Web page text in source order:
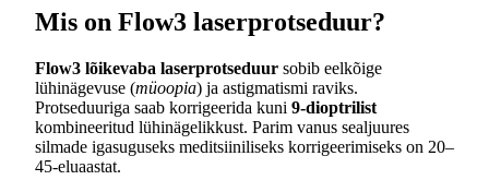
Mis on Flow3 laserprotseduur?
Flow3 lõikevaba laserprotseduur sobib eelkõige
lühinägevuse (müoopia) ja astigmatismi raviks.
Protseduuriga saab korrigeerida kuni 9-dioptrilist
kombineeritud lühinägelikkust. Parim vanus sealjuures
silmade igasuguseks meditsiiniliseks korrigeerimiseks on 20–
45-eluaastat.